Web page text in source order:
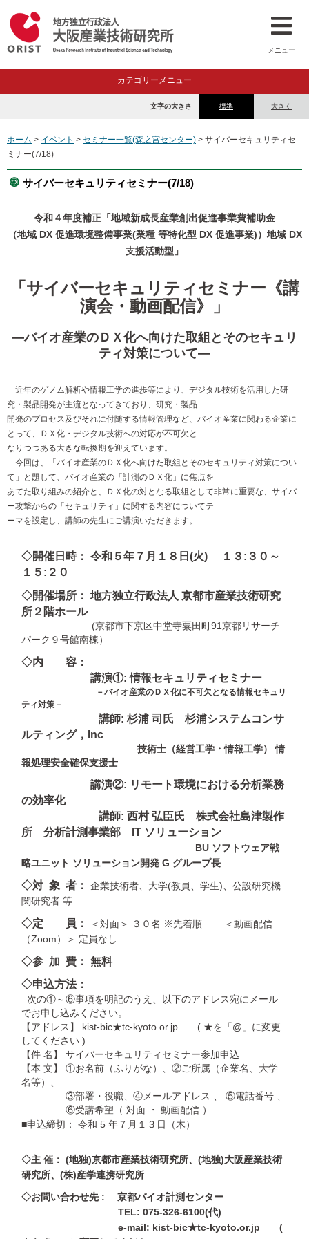
メニュー
カテゴリーメニュー
標準 大きく
文字の大きさ
ホーム > イベント > セミナー一覧(森之宮センター) > サイバーセキュリティセ
ミナー(7/18)
サイバーセキュリティセミナー(7/18)
令和４年度補正「地域新成⾧産業創出促進事業費補助金
（地域 DX 促進環境整備事業(業種 等特化型 DX 促進事業)）地域 DX
支援活動型」
「サイバーセキュリティセミナー《講
演会・動画配信》」
―バイオ産業のＤＸ化へ向けた取組とそのセキュリ
ティ対策について―
近年のゲノム解析や情報工学の進歩等により、デジタル技術を活用した研
究・製品開発が主流となってきており、研究・製品
開発のプロセス及びそれに付随する情報管理など、バイオ産業に関わる企業に
とって、ＤＸ化・デジタル技術への対応が不可欠と
なりつつある大きな転換期を迎えています。
今回は、「バイオ産業のＤＸ化へ向けた取組とそのセキュリティ対策につい
て」と題して、バイオ産業の「計測のＤＸ化」に焦点を
あてた取り組みの紹介と、ＤＸ化の対となる取組として非常に重要な、サイバ
ー攻撃からの「セキュリティ」に関する内容についてテ
ーマを設定し、講師の先生にご講演いただきます。
◇開催日時： 令和５年７月１８日(火) １３:３０～
１５:２０
◇開催場所： 地方独立行政法人 京都市産業技術研究
所２階ホール
(京都市下京区中堂寺粟田町91京都リサーチ
パーク９号館南棟）
◇内 容：
講演①: 情報セキュリティセミナー
－バイオ産業のＤＸ化に不可欠となる情報セキュリ
ティ対策－
講師: 杉浦 司氏 杉浦システムコンサ
ルティング，Inc
技術士（経営工学・情報工学） 情
報処理安全確保支援士
講演②: リモート環境における分析業務
の効率化
講師: 西村 弘臣氏 株式会社島津製作
所 分析計測事業部 IT ソリューション
BU ソフトウェア戦
略ユニット ソリューション開発 G グループ長
◇対 象 者：企業技術者、大学(教員、学生)、公設研究機
関研究者 等
◇定 員：
＜対面＞ ３０名 ※先着順 ＜動画配信
（Zoom）＞ 定員なし
◇参 加 費： 無料
◇申込方法：
次の①～⑥事項を明記のうえ、以下のアドレス宛にメール
でお申し込みください。
【アドレス】 kist-bic★tc-kyoto.or.jp ( ★を「@」に変更
してください )
【件 名】 サイバーセキュリティセミナー参加申込
【本 文】 ①お名前（ふりがな）、②ご所属（企業名、大学
名等）、
③部署・役職、④メールアドレス 、 ⑤電話番号 、
⑥受講希望（ 対面 ・ 動画配信 ）
■申込締切： 令和 5 年７月１３日（木）
◇主 催： (地独)京都市産業技術研究所、(地独)大阪産業技術
研究所、(株)産学連携研究所
◇お問い合わせ先 : 京都バイオ計測センター
TEL: 075-326-6100(代)
e-mail: kist-bic★tc-kyoto.or.jp (